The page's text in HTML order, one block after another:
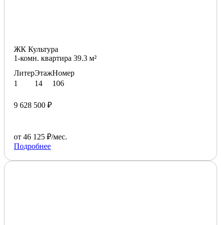
ЖК Культура
1-комн. квартира 39.3 м²
Литер
1
Этаж
14
Номер
106
9 628 500 ₽
от 46 125 ₽/мес.
Подробнее